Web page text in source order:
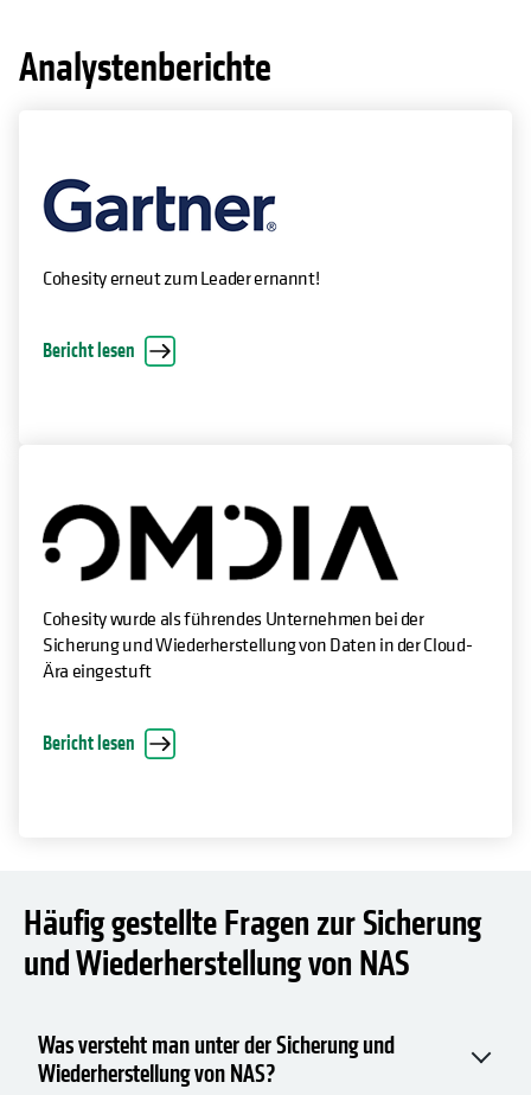
Analystenberichte
Cohesity erneut zum Leader ernannt!
Bericht lesen
Cohesity wurde als führendes Unternehmen bei der
Sicherung und Wiederherstellung von Daten in der Cloud-
Ära eingestuft
Bericht lesen
Häufig gestellte Fragen zur Sicherung
und Wiederherstellung von NAS
Was versteht man unter der Sicherung und
Wiederherstellung von NAS?